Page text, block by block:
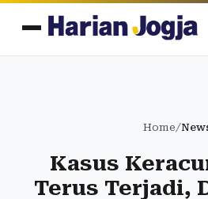
Home/
Kasus
Terus Terjadi,